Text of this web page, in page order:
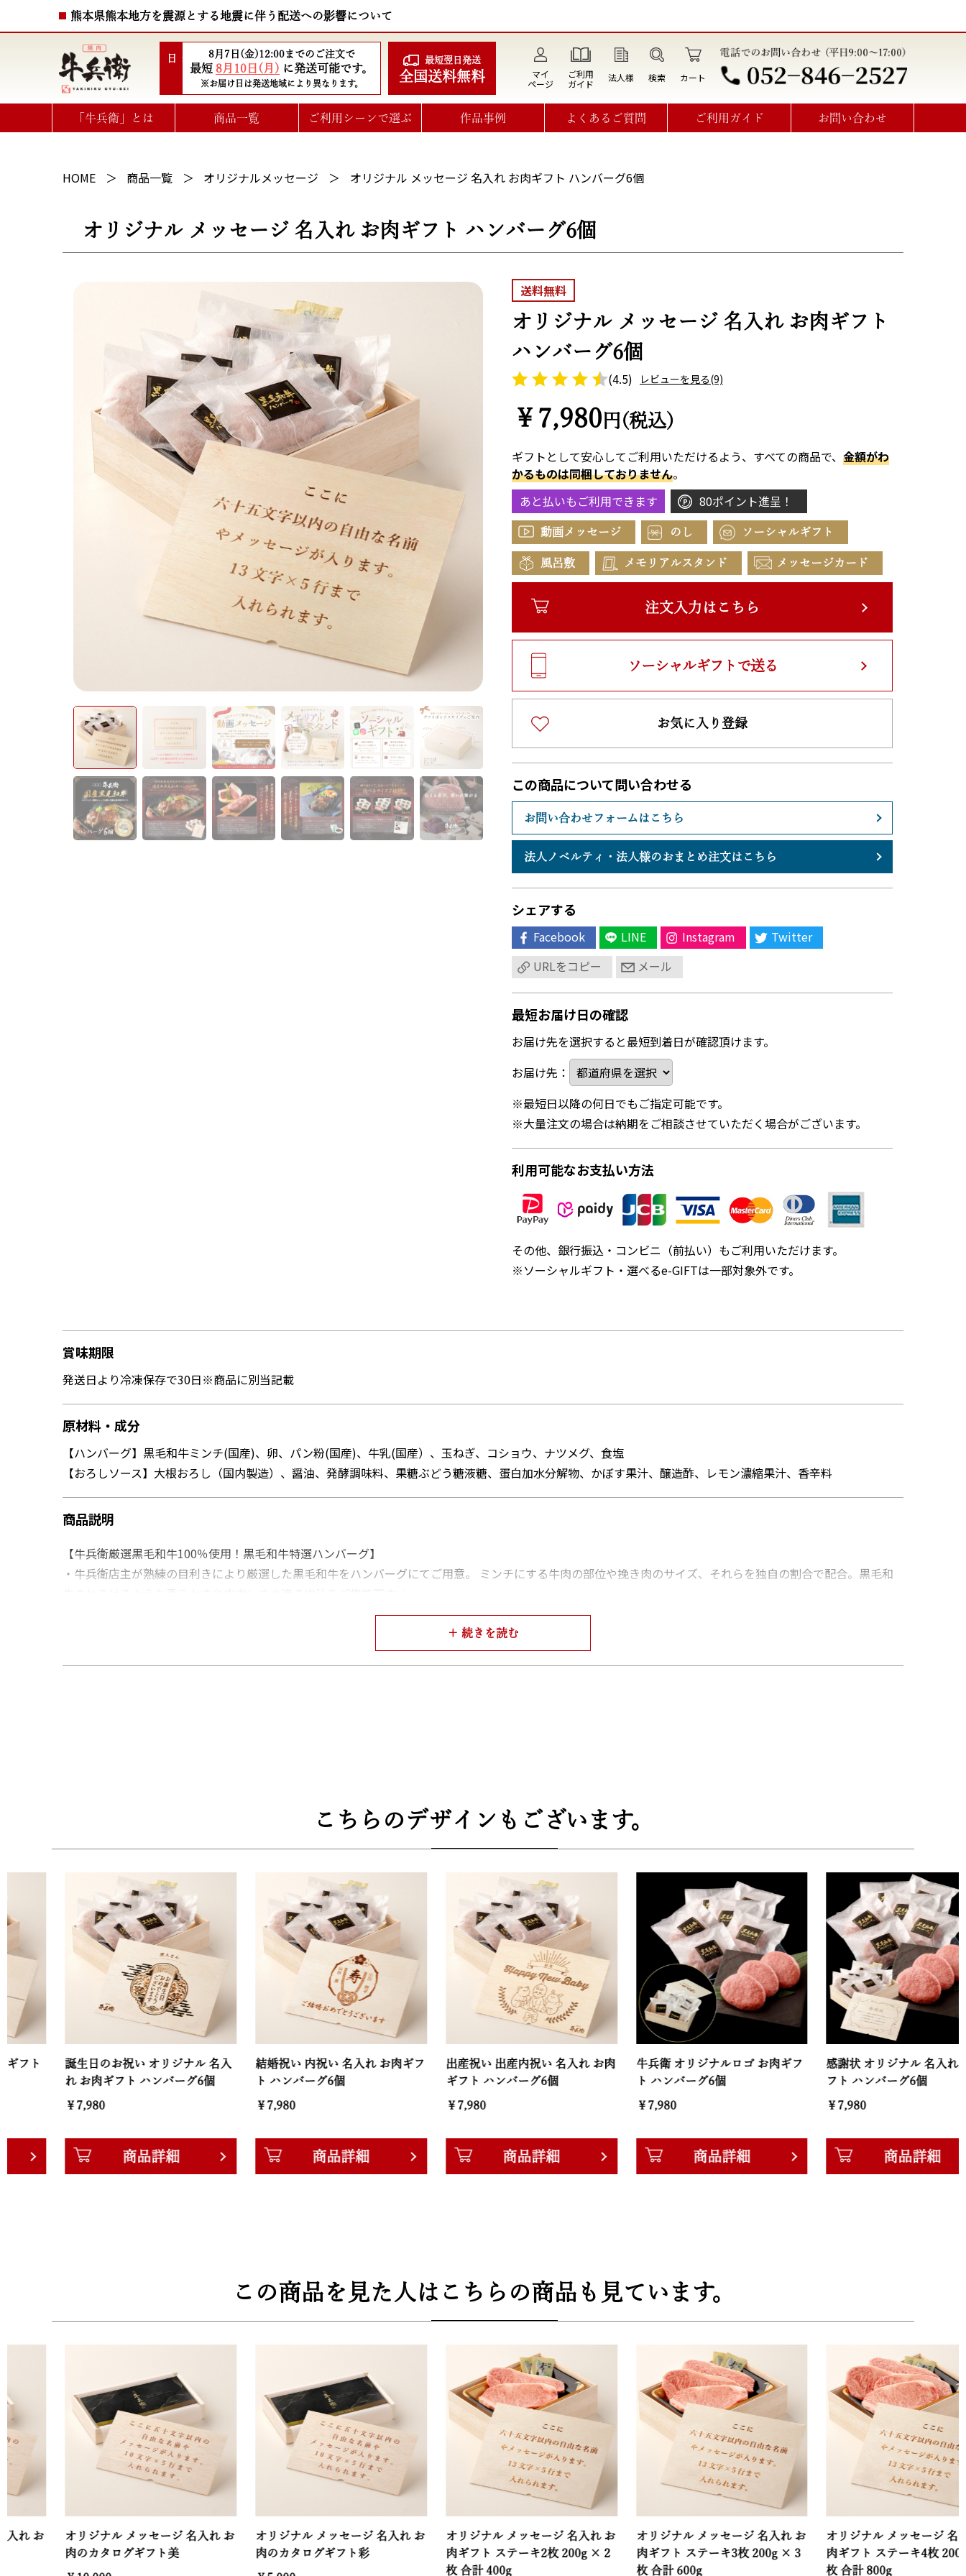
熊本県熊本地方を震源とする地震に伴う配送への影響について
配送日 8月7日(金)12:00までのご注文で
最短 8月10日(月) に発送可能です。
※お届け日は発送地域により異なります。
最短翌日発送
全国送料無料
マイ
ページ
ご利用
ガイド
法人様 検索 カート
「牛兵衛」とは 商品一覧 ご利用シーンで選ぶ 作品事例 よくあるご質問 ご利用ガイド お問い合わせ
HOME 商品一覧 オリジナルメッセージ オリジナル メッセージ 名入れ お肉ギフト ハンバーグ6個
オリジナル メッセージ 名入れ お肉ギフト ハンバーグ6個
送料無料
オリジナル メッセージ 名入れ お肉ギフト
ハンバーグ6個
(4.5) レビューを見る(9)
￥7,980 円(税込)
ギフトとして安心してご利用いただけるよう、すべての商品で、 金額がわ
かるものは同梱しておりません。
あと払いもご利用できます
80ポイント進呈！
動画メッセージ のし ソーシャルギフト
風呂敷 メモリアルスタンド メッセージカード
注文入力はこちら
ソーシャルギフトで送る
お気に入り登録
この商品について問い合わせる
お問い合わせフォームはこちら
法人ノベルティ・ 法人様のおまとめ注文はこちら
シェアする
Facebook LINE Instagram
Twitter
URLをコピー
メール
最短お届け日の確認
お届け先を選択すると最短到着日が確認頂けます。
お届け先：
※最短日以降の何日でもご指定可能です。
※大量注文の場合は納期をご相談させていただく場合がございます。
利用可能なお支払い方法
その他、銀行振込・コンビニ（前払い）もご利用いただけます。
※ソーシャルギフト・選べるe-GIFTは一部対象外です。
賞味期限
発送日より冷凍保存で30日※商品に別当記載
原材料・成分
【ハンバーグ】黒毛和牛ミンチ(国産)、卵、パン粉(国産)、牛乳(国産）、玉ねぎ、コショウ、ナツメグ、食塩
【おろしソース】大根おろし（国内製造）、醤油、発酵調味料、果糖ぶどう糖液糖、蛋白加水分解物、かぼす果汁、醸造酢、レモン濃縮果汁、香辛料
商品説明
【牛兵衛厳選黒毛和牛100％使用！黒毛和牛特選ハンバーグ】
・牛兵衛店主が熟練の目利きにより厳選した黒毛和牛をハンバーグにてご用意。 ミンチにする牛肉の部位や挽き肉のサイズ、それらを独自の割合で配合。黒毛和
・牛兵衛のハンバーグは一つ一つ手作りで製造されております。肉汁を閉じ込める為に練る時の温度管理、最適な状態のハンバーグを作るための手作りで成形し一
【木箱サイズ】幅30.3cm × 奥行22.2cm × 高さ8.3cm
こちらのデザインもございます。
誕生日のお祝い オリジナル 名入
れ お肉ギフト ハンバーグ6個
商品詳細
結婚祝い 内祝い 名入れ お肉ギフ
ト ハンバーグ6個
商品詳細
出産祝い 出産内祝い 名入れ お肉
ギフト ハンバーグ6個
商品詳細
牛兵衛 オリジナルロゴ お肉ギフ
ト ハンバーグ6個
商品詳細
感謝状 オリジナル 名入れ お肉ギ
フト ハンバーグ6個
商品詳細
この商品を見た人はこちらの商品も見ています。
オリジナル メッセージ 名入れ お
肉のカタログギフト美
オリジナル メッセージ 名入れ お
肉のカタログギフト彩
オリジナル メッセージ 名入れ お
肉ギフト ステーキ2枚 200g × 2
枚 合計 400g
オリジナル メッセージ 名入れ お
肉ギフト ステーキ3枚 200g × 3
枚 合計 600g
オリジナル メッセージ 名入れ お
肉ギフト ステーキ4枚 200g × 4
枚 合計 800g